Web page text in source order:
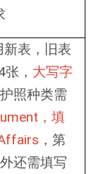
新表，旧表
张， 大写字
照种类需
，填
，第
还需填写